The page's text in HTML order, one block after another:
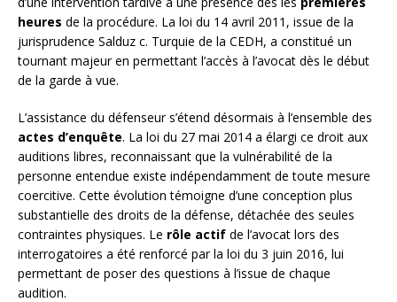
heures de la procédure. La loi du 14 avril 2011, issue de la
jurisprudence Salduz c. Turquie de la CEDH, a constitué un
tournant majeur en permettant l’accès à l’avocat dès le début
de la garde à vue.
L’assistance du défenseur s’étend désormais à l’ensemble des
actes d’enquête. La loi du 27 mai 2014 a élargi ce droit aux
auditions libres, reconnaissant que la vulnérabilité de la
personne entendue existe indépendamment de toute mesure
coercitive. Cette évolution témoigne d’une conception plus
substantielle des droits de la défense, détachée des seules
contraintes physiques. Le rôle actif de l’avocat lors des
interrogatoires a été renforcé par la loi du 3 juin 2016, lui
permettant de poser des questions à l’issue de chaque
audition.